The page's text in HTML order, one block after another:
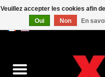
Veuillez accepter les cookies afin
Oui
Non En